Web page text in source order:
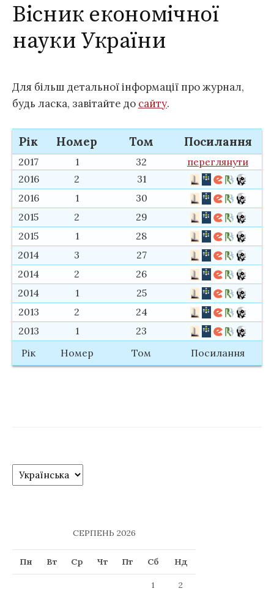
Вісник економічної
науки України
Для більш детальної інформації про журнал,
будь ласка, завітайте до сайту.
Рік Номер Том Посилання
Рік Номер Том Посилання
2017 1 32
переглянути
2016
2
31
2016
1
30
2015
2
29
2015
1
28
2014
3
27
2014
2
26
2014
1
25
2013
2
24
2013
1 23
h
a
СЕРПЕНЬ 2026
Пн Вт Ср Чт Пт Сб Нд
1
2